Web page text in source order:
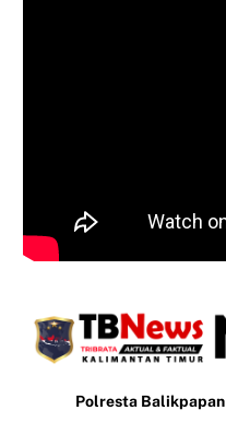
Polresta Balikpapan